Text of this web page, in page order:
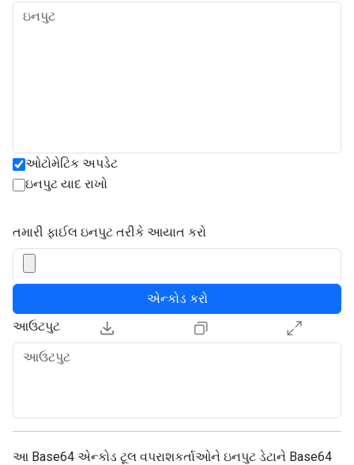
ઓટોમેટિક અપડેટ
ઇનપુટ યાદ રાખો
તમારી ફાઈલ ઇનપુટ તરીકે આયાત કરો
એન્કોડ કરો
આઉટપુટ
આ Base64 એન્કોડ ટૂલ વપરાશકર્તાઓને ઇનપુટ ડેટાને Base64